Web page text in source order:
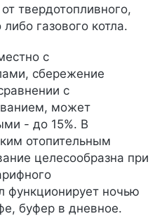
твердотопливного,
газового котла.
с
сбережение
с
может
- до 15%. В
отопительным
целесообразна при
функционирует ночью
буфер в дневное.